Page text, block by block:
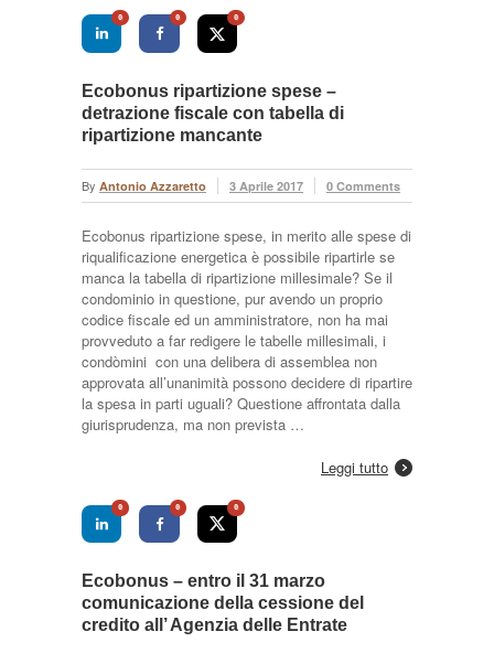
0 0 0
Ecobonus ripartizione spese –
detrazione fiscale con tabella di
ripartizione mancante
By Antonio Azzaretto 3 Aprile 2017 0 Comments
Ecobonus ripartizione spese, in merito alle spese di
riqualificazione energetica è possibile ripartirle se
manca la tabella di ripartizione millesimale? Se il
condominio in questione, pur avendo un proprio
codice fiscale ed un amministratore, non ha mai
provveduto a far redigere le tabelle millesimali, i
condòmini con una delibera di assemblea non
approvata all’unanimità possono decidere di ripartire
la spesa in parti uguali? Questione affrontata dalla
giurisprudenza, ma non prevista …
Leggi tutto
0 0 0
Ecobonus – entro il 31 marzo
comunicazione della cessione del
credito all’ Agenzia delle Entrate